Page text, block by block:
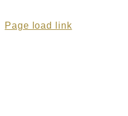
Page load link